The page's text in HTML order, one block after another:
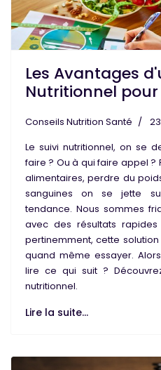
Les Avantages
Nutritionnel pour
Conseils Nutrition Santé
Le suivi nutritionnel, on se
faire ? Ou à qui faire appel ?
alimentaires,perdre du
sanguines on se jette
tendance. Nous sommes
avec des résultats
pertinemment, cette
quand même essayer.
lire ce qui suit ?
nutritionnel.
Lire la suite...